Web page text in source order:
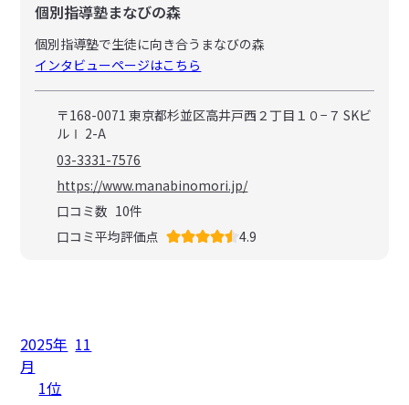
個別指導塾まなびの森
個別指導塾で生徒に向き合うまなびの森
インタビューページはこちら
〒168-0071 東京都杉並区高井戸西２丁目１０−７ SKビ
ルⅠ 2-A
03-3331-7576
https://www.manabinomori.jp/
口コミ数 10件
口コミ平均評価点
4.9
2025年 11
月
1位